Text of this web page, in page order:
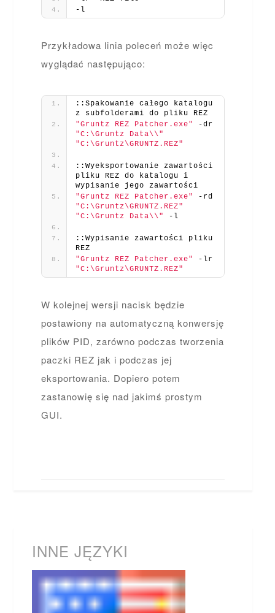
-l
Przykładowa linia poleceń może więc
wyglądać następująco:
::Spakowanie całego katalogu
z subfolderami do pliku REZ
"Gruntz REZ Patcher.exe"
"C:\Gruntz Data\\"
"C:\Gruntz\GRUNTZ.REZ"
::Wyeksportowanie zawartości
pliku REZ do katalogu i
wypisanie jego zawartości
"Gruntz REZ Patcher.exe"
"C:\Gruntz\GRUNTZ.REZ"
"C:\Gruntz Data\\"
-l
::Wypisanie zawartości pliku
REZ
"Gruntz REZ Patcher.exe"
"C:\Gruntz\GRUNTZ.REZ"
W kolejnej wersji nacisk będzie
postawiony na automatyczną konwersję
plików PID, zarówno podczas tworzenia
paczki REZ jak i podczas jej
eksportowania. Dopiero potem
zastanowię się nad jakimś prostym
GUI.
INNE JĘZYKI